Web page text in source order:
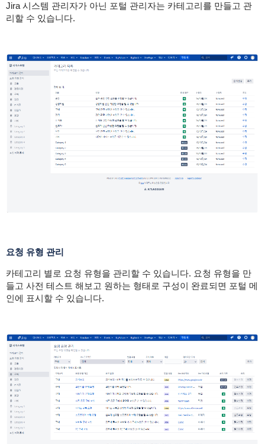
Jira 시스템 관리자가 아닌 포털 관리자는 카테고리를 만들고 관
리할 수 있습니다.
요청 유형 관리
카테고리 별로 요청 유형을 관리할 수 있습니다. 요청 유형을 만
들고 사전 테스트 해보고 원하는 형태로 구성이 완료되면 포털 메
인에 표시할 수 있습니다.